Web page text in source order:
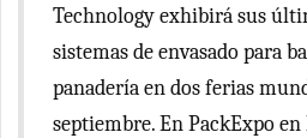
Technology exhibirá sus
sistemas de envasado para
panadería en dos ferias
septiembre. En PackExpo en